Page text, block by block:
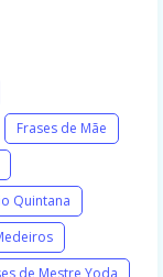
Frases de Mãe
Quintana